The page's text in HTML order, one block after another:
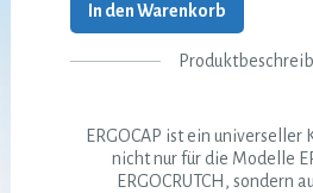
In den Warenkorb
ERGOCAP ist ein universeller
nicht nur für die Modelle
ERGOCRUTCH, sondern